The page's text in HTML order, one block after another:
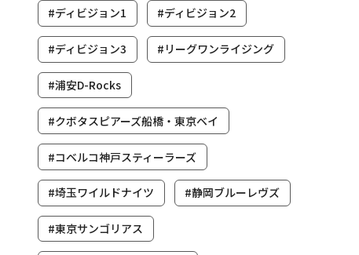
#ディビジョン1 #ディビジョン2
#ディビジョン3 #リーグワンライジング
#浦安D-Rocks
#クボタスピアーズ船橋・東京ベイ
#コベルコ神戸スティーラーズ
#埼玉ワイルドナイツ #静岡ブルーレヴズ
#東京サンゴリアス